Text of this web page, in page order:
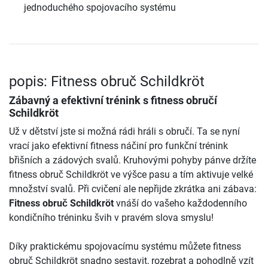
jednoduchého spojovacího systému
popis: Fitness obruč Schildkröt
Zábavný a efektivní trénink s fitness obručí
Schildkröt
Už v dětství jste si možná rádi hráli s obručí. Ta se nyní
vrací jako efektivní fitness náčiní pro funkční trénink
břišních a zádových svalů. Kruhovými pohyby pánve držíte
fitness obruč Schildkröt ve výšce pasu a tím aktivuje velké
množství svalů. Při cvičení ale nepřijde zkrátka ani zábava:
Fitness obruč Schildkröt vnáší do vašeho každodenního
kondičního tréninku švih v pravém slova smyslu!
Díky praktickému spojovacímu systému můžete fitness
obruč Schildkröt snadno sestavit, rozebrat a pohodlně vzít